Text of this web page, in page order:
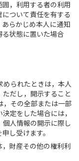
，利用する者の利用
ついて責任を有する
らかじめ本人に通知
る状態に置いた場合
られたときは，本人
だし，開示すること
，その全部または一部
定をした場合には，
人情報の開示に際し
し受けます。
財産その他の権利利